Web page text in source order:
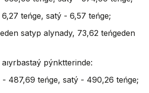
teńge, satý - 6,57 teńge;
satyp alynady, 73,62 teńgeden
pýnktterinde:
487,69 teńge, satý - 490,26 teńge;